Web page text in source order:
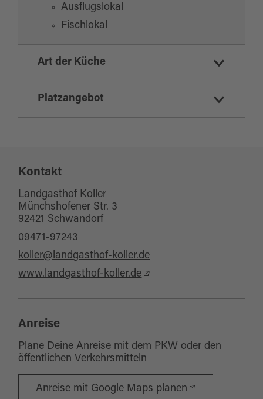
Ausflugslokal
Fischlokal
Art der Küche
deutsch
regionale Küche
Platzangebot
Sitzplätze Außenbereich:
Kontakt
Landgasthof Koller
Münchshofener Str. 3
92421 Schwandorf
09471-97243
koller@landgasthof-koller.de
www.landgasthof-koller.de
Anreise
Plane Deine Anreise mit dem PKW oder den
öffentlichen Verkehrsmitteln
Anreise mit Google Maps planen